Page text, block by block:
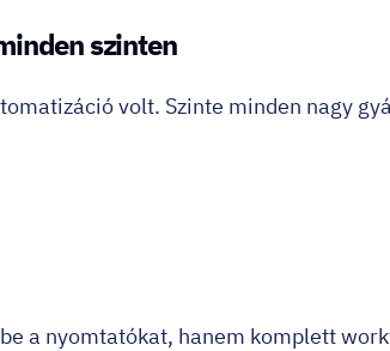
szinten
volt. Szinte minden nagy
a nyomtatókat, hanem komplett